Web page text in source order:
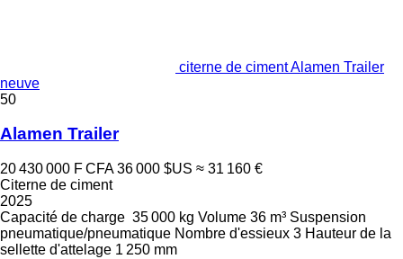
citerne de ciment Alamen Trailer
neuve
50
Alamen Trailer
20 430 000 F CFA 36 000 $US ≈ 31 160 €
Citerne de ciment
2025
Capacité de charge 35 000 kg Volume 36 m³ Suspension
pneumatique/pneumatique Nombre d'essieux 3 Hauteur de la
sellette d'attelage 1 250 mm